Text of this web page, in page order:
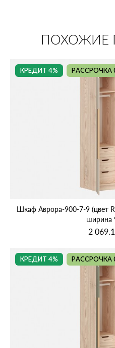
ПОХОЖИЕ
КРЕДИТ 4% РАССРОЧКА
Шкаф Аврора‑900‑7‑9 (цвет
ширина
2
КРЕДИТ 4% РАССРОЧКА